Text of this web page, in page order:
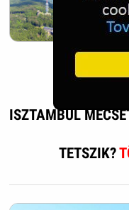
ISZTAMBUL
TETSZIK?